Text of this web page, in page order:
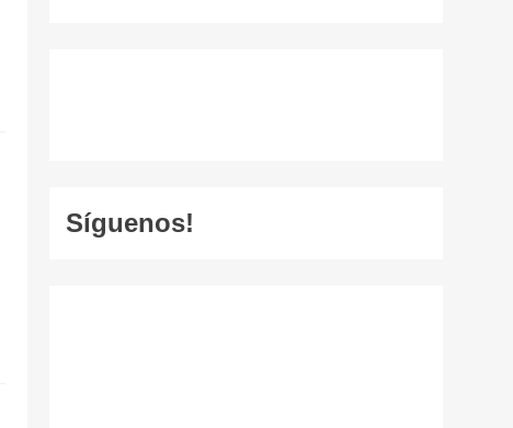
Síguenos!